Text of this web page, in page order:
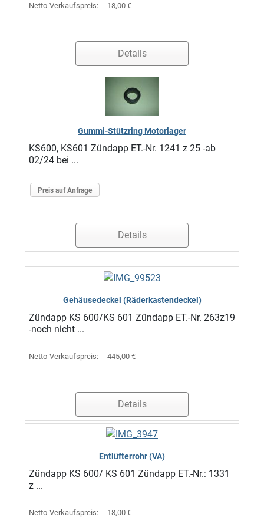
Netto-Verkaufspreis: 18,00 €
Details
Gummi-Stützring Motorlager
KS600, KS601 Zündapp ET.-Nr. 1241 z 25 -ab
02/24 bei ...
Preis auf Anfrage
Details
Gehäusedeckel (Räderkastendeckel)
Zündapp KS 600/KS 601 Zündapp ET.-Nr. 263z19
-noch nicht ...
Netto-Verkaufspreis: 445,00 €
Details
Entlüfterrohr (VA)
Zündapp KS 600/ KS 601 Zündapp ET.-Nr.: 1331
z ...
Netto-Verkaufspreis: 18,00 €